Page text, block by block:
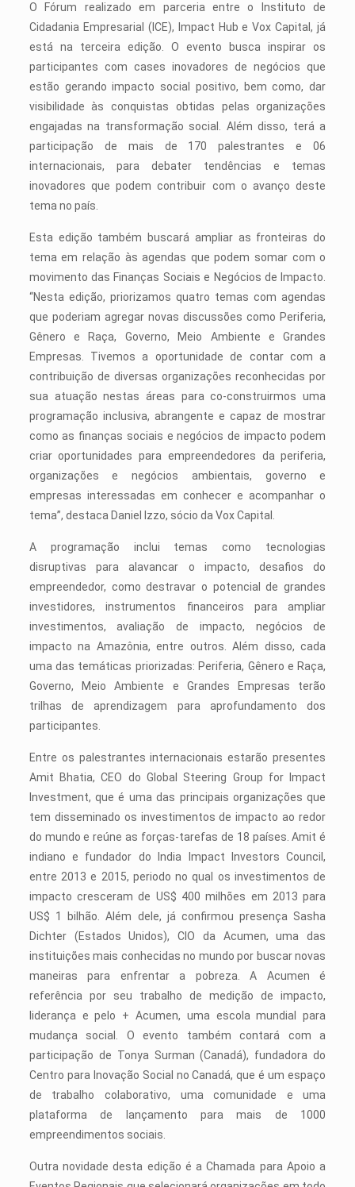
O Fórum realizado em parceria entre o Instituto de
Cidadania Empresarial (ICE), Impact Hub e Vox Capital, já
está na terceira edição. O evento busca inspirar os
participantes com cases inovadores de negócios que
estão gerando impacto social positivo, bem como, dar
visibilidade às conquistas obtidas pelas organizações
engajadas na transformação social. Além disso, terá a
participação de mais de 170 palestrantes e 06
internacionais, para debater tendências e temas
inovadores que podem contribuir com o avanço deste
tema no país.
Esta edição também buscará ampliar as fronteiras do
tema em relação às agendas que podem somar com o
movimento das Finanças Sociais e Negócios de Impacto.
“Nesta edição, priorizamos quatro temas com agendas
que poderiam agregar novas discussões como Periferia,
Gênero e Raça, Governo, Meio Ambiente e Grandes
Empresas. Tivemos a oportunidade de contar com a
contribuição de diversas organizações reconhecidas por
sua atuação nestas áreas para co-construirmos uma
programação inclusiva, abrangente e capaz de mostrar
como as finanças sociais e negócios de impacto podem
criar oportunidades para empreendedores da periferia,
organizações e negócios ambientais, governo e
empresas interessadas em conhecer e acompanhar o
tema”, destaca Daniel Izzo, sócio da Vox Capital.
A programação inclui temas como tecnologias
disruptivas para alavancar o impacto, desafios do
empreendedor, como destravar o potencial de grandes
investidores, instrumentos financeiros para ampliar
investimentos, avaliação de impacto, negócios de
impacto na Amazônia, entre outros. Além disso, cada
uma das temáticas priorizadas: Periferia, Gênero e Raça,
Governo, Meio Ambiente e Grandes Empresas terão
trilhas de aprendizagem para aprofundamento dos
participantes.
Entre os palestrantes internacionais estarão presentes
Amit Bhatia, CEO do Global Steering Group for Impact
Investment, que é uma das principais organizações que
tem disseminado os investimentos de impacto ao redor
do mundo e reúne as forças-tarefas de 18 países. Amit é
indiano e fundador do India Impact Investors Council,
entre 2013 e 2015, periodo no qual os investimentos de
impacto cresceram de US$ 400 milhões em 2013 para
US$ 1 bilhão. Além dele, já confirmou presença Sasha
Dichter (Estados Unidos), CIO da Acumen, uma das
instituições mais conhecidas no mundo por buscar novas
maneiras para enfrentar a pobreza. A Acumen é
referência por seu trabalho de medição de impacto,
liderança e pelo + Acumen, uma escola mundial para
mudança social. O evento também contará com a
participação de Tonya Surman (Canadá), fundadora do
Centro para Inovação Social no Canadá, que é um espaço
de trabalho colaborativo, uma comunidade e uma
plataforma de lançamento para mais de 1000
empreendimentos sociais.
Outra novidade desta edição é a Chamada para Apoio a